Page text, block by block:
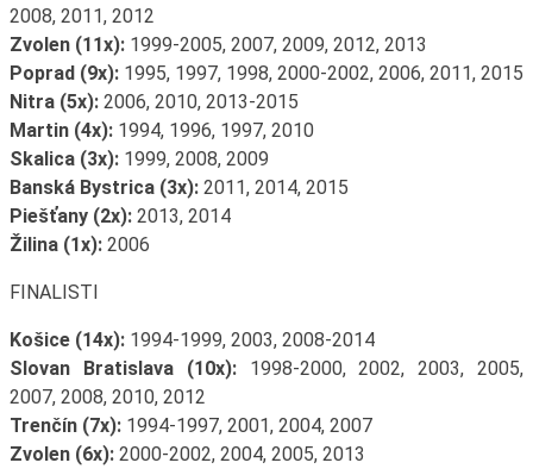
2008, 2011, 2012
Zvolen (11x):1999-2005, 2007, 2009, 2012, 2013
Poprad (9x):1995, 1997, 1998, 2000-2002, 2006, 2011, 2015
Nitra (5x):2006, 2010, 2013-2015
Martin (4x):1994, 1996, 1997, 2010
Skalica (3x):1999, 2008, 2009
Banská Bystrica (3x):2011, 2014, 2015
Piešťany (2x):2013, 2014
Žilina (1x):2006
FINALISTI
Košice (14x):1994-1999, 2003, 2008-2014
Slovan Bratislava (10x):1998-2000, 2002, 2003, 2005,
2007, 2008, 2010, 2012
Trenčín (7x):1994-1997, 2001, 2004, 2007
Zvolen (6x):2000-2002, 2004, 2005, 2013